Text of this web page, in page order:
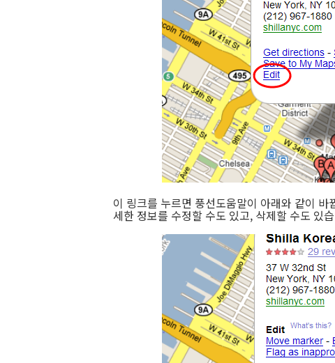
이 링크를 누르면 풍선도움말이 아래와 같이
세한 정보를 수정할 수도 있고, 삭제할 수도 있